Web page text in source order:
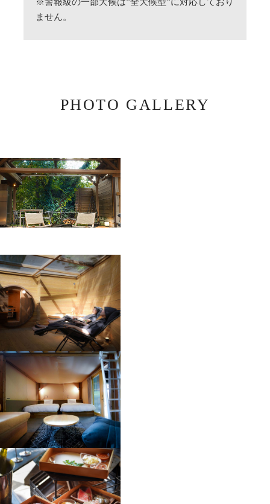
ません。​
PHOTO GALLERY